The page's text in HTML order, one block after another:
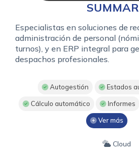
SUMMAR
Especialistas en soluciones de
administración de personal
turnos), y en ERP integral para
despachos profesionales.
Autogestión Estados
Cálculo automático Informes
Ver más
Cloud